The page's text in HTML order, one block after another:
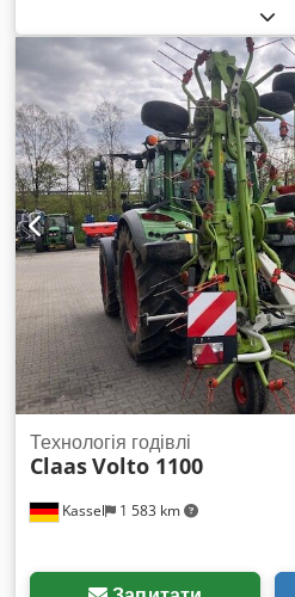
Kassel 1 583 km
Технологія годівлі
ClaasVolto 1100